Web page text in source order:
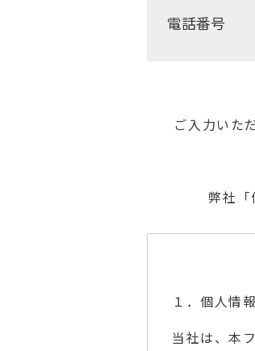
電話番号
ご⼊⼒いた
弊社「
１．個人情
当社は、本